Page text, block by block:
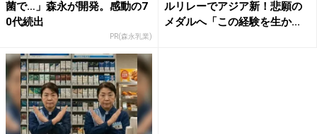
菌で…」森永が開発。感動の7
0代続出
PR(森永乳業)
ルリレーでアジア新！悲願の
メダルへ「この経験を生か...